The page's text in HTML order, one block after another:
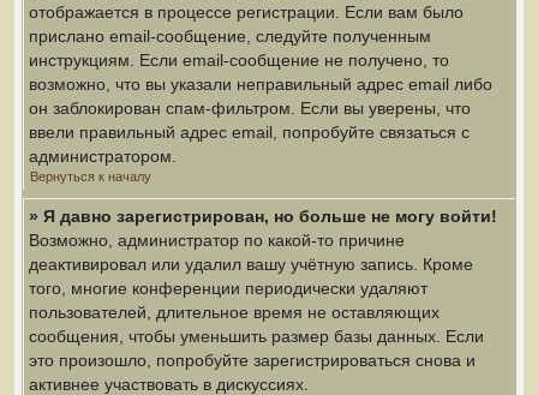
отображается в процессе регистрации. Если вам было
прислано email-сообщение, следуйте полученным
инструкциям. Если email-сообщение не получено, то
возможно, что вы указали неправильный адрес email либо
он заблокирован спам-фильтром. Если вы уверены, что
ввели правильный адрес email, попробуйте связаться с
администратором.
Вернуться к началу
» Я давно зарегистрирован, но больше не могу войти!
Возможно, администратор по какой-то причине
деактивировал или удалил вашу учётную запись. Кроме
того, многие конференции периодически удаляют
пользователей, длительное время не оставляющих
сообщения, чтобы уменьшить размер базы данных. Если
это произошло, попробуйте зарегистрироваться снова и
активнее участвовать в дискуссиях.